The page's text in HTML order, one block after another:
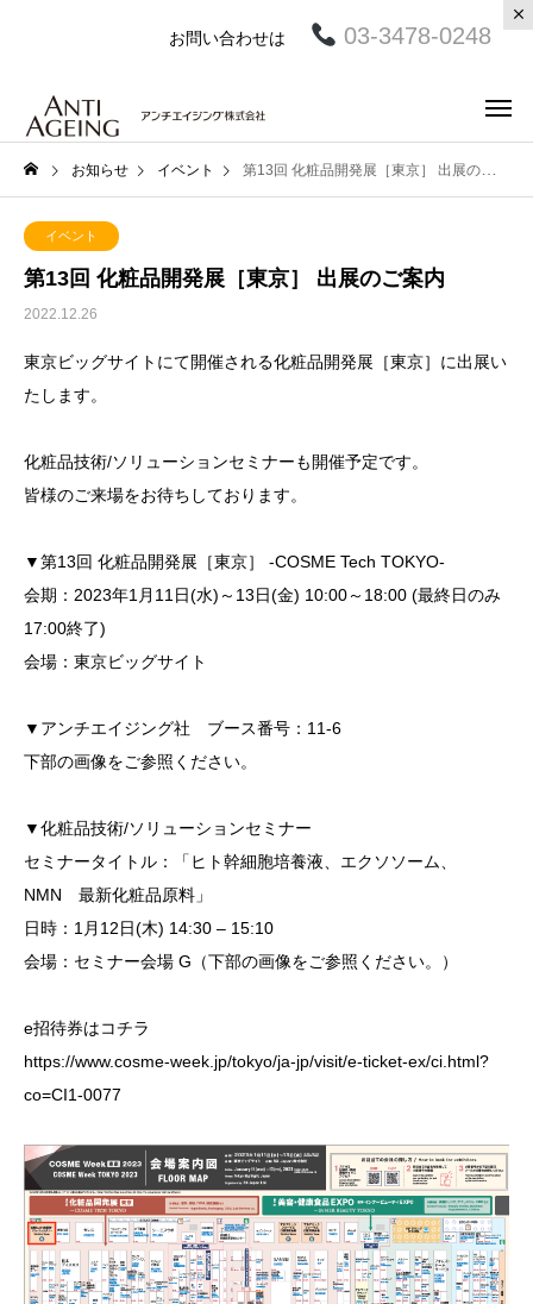
お問い合わせは 03-3478-0248
お知らせ イベント 第13回 化粧品開発展［東京］ 出展のご案内
イベント
第13回 化粧品開発展［東京］ 出展のご案内
2022.12.26
東京ビッグサイトにて開催される化粧品開発展［東京］に出展い
たします。
化粧品技術/ソリューションセミナーも開催予定です。
皆様のご来場をお待ちしております。
▼第13回 化粧品開発展［東京］ -COSME Tech TOKYO-
会期：2023年1月11日(水)～13日(金) 10:00～18:00 (最終日のみ
17:00終了)
会場：東京ビッグサイト
▼アンチエイジング社 ブース番号：11-6
下部の画像をご参照ください。
▼化粧品技術/ソリューションセミナー
セミナータイトル：「ヒト幹細胞培養液、エクソソーム、
NMN 最新化粧品原料」
日時：1月12日(木) 14:30 – 15:10
会場：セミナー会場 G（下部の画像をご参照ください。）
e招待券はコチラ
https://www.cosme-week.jp/tokyo/ja-jp/visit/e-ticket-ex/ci.html?
co=CI1-0077